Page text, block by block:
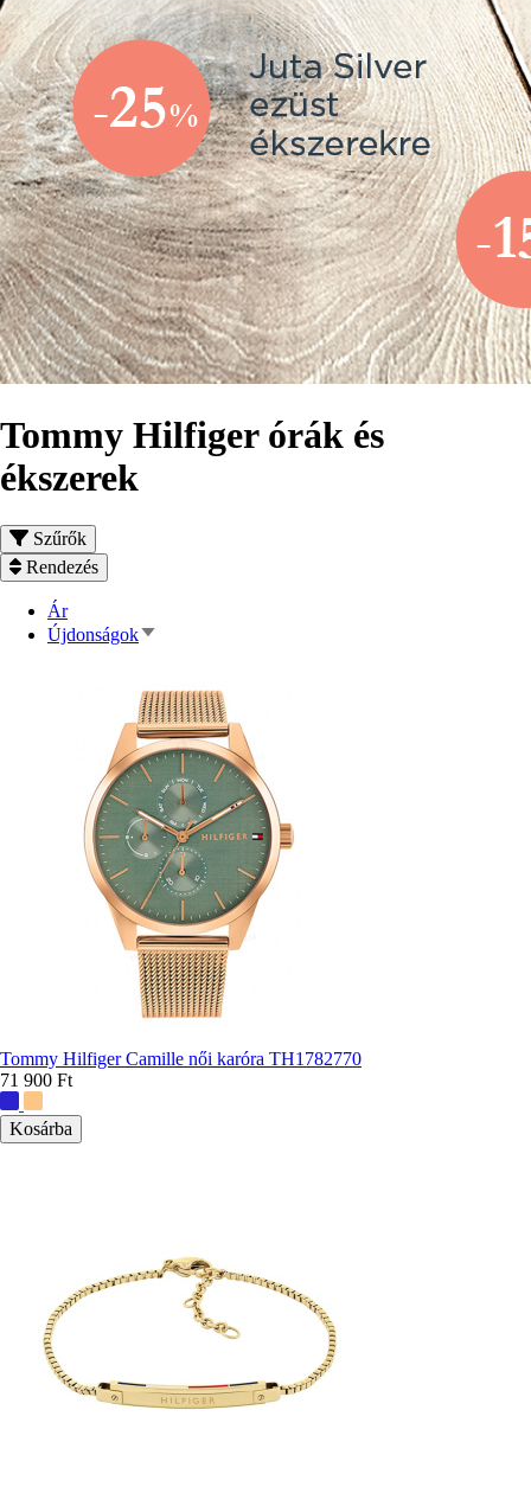
Tommy Hilfiger órák és
ékszerek
Szűrők
Rendezés
Ár
ÚjdonságokNövekvő
Tommy Hilfiger Camille női karóra TH1782770
71 900 Ft
színek: